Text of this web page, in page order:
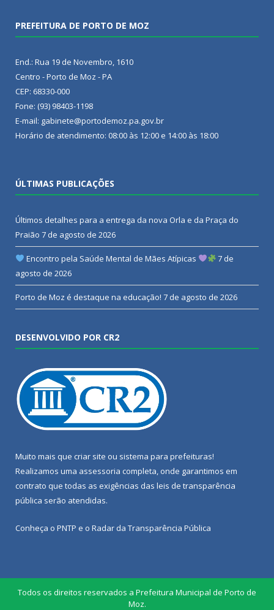
PREFEITURA DE PORTO DE MOZ
End.: Rua 19 de Novembro, 1610
Centro - Porto de Moz - PA
CEP: 68330-000
Fone: (93) 98403-1198
E-mail: gabinete@portodemoz.pa.gov.br
Horário de atendimento: 08:00 às 12:00 e 14:00 às 18:00
ÚLTIMAS PUBLICAÇÕES
Últimos detalhes para a entrega da nova Orla e da Praça do
Praião 7 de agosto de 2026
Encontro pela Saúde Mental de Mães Atípicas
7 de
agosto de 2026
Porto de Moz é destaque na educação! 7 de agosto de 2026
DESENVOLVIDO POR CR2
Muito mais que criar site ou sistema para prefeituras!
Realizamos uma assessoria completa, onde garantimos em
contrato que todas as exigências das leis de transparência
pública serão atendidas.
Conheça o PNTP e o Radar da Transparência Pública
Todos os direitos reservados a Prefeitura Municipal de Porto de
Moz.